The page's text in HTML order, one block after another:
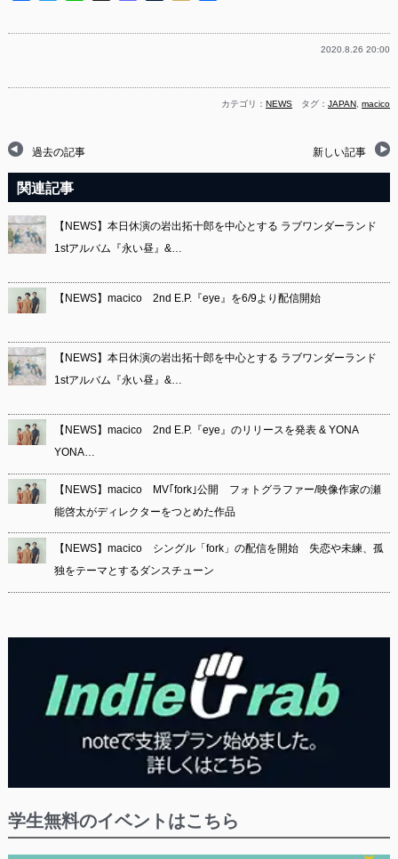
2020.8.26 20:00
カテゴリ： NEWS タグ：JAPAN,macico
過去の記事 新しい記事
関連記事
【NEWS】本日休演の岩出拓十郎を中心とする ラブワンダーランド
1stアルバム『永い昼』&…
【NEWS】macico 2nd E.P.『eye』を6/9より配信開始
【NEWS】本日休演の岩出拓十郎を中心とする ラブワンダーランド
1stアルバム『永い昼』&…
【NEWS】macico 2nd E.P.『eye』のリリースを発表 & YONA
YONA…
【NEWS】macico MV｢fork｣公開 フォトグラファー/映像作家の瀬
能啓太がディレクターをつとめた作品
【NEWS】macico シングル「fork」の配信を開始 失恋や未練、孤
独をテーマとするダンスチューン
学生無料のイベントはこちら